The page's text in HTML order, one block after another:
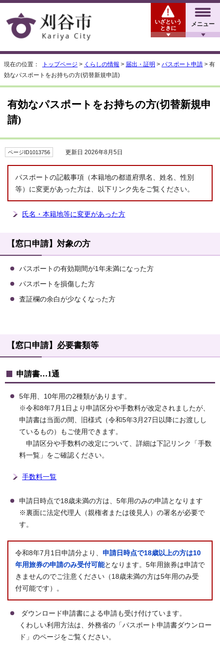
メニュー
いざという
ときに
現在の位置： トップページ > くらしの情報 > 届出・証明 > パスポート申請 > 有
効なパスポートをお持ちの方(切替新規申請)
有効なパスポートをお持ちの方(切替新規申
請)
ページID1013756 更新日 2026年8月5日
パスポートの記載事項（本籍地の都道府県名、姓名、性別
等）に変更があった方は、以下リンク先をご覧ください。
氏名・本籍地等に変更があった方
【窓口申請】対象の方
パスポートの有効期間が1年未満になった方
パスポートを損傷した方
査証欄の余白が少なくなった方
【窓口申請】必要書類等
申請書…1通
5年用、10年用の2種類があります。
※令和8年7月1日より申請区分や手数料が改定されましたが、
申請書は当面の間、旧様式（令和5年3月27日以降にお渡しし
ているもの）もご使用できます。
申請区分や手数料の改定について、詳細は下記リンク「手数
料一覧」をご確認ください。
手数料一覧
申請日時点で18歳未満の方は、5年用のみの申請となります
※裏面に法定代理人（親権者または後見人）の署名が必要で
す。
令和8年7月1日申請分より、 申請日時点で18歳以上の方は10
年用旅券の申請のみ受付可能となります。5年用旅券は申請で
きませんのでご注意ください（18歳未満の方は5年用のみ受
付可能です）。
ダウンロード申請書による申請も受け付けています。
くわしい利用方法は、外務省の「パスポート申請書ダウンロー
ド」のページをご覧ください。